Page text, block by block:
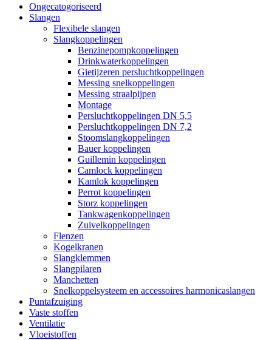
Ongecatogoriseerd
Slangen
Flexibele slangen
Slangkoppelingen
Benzinepompkoppelingen
Drinkwaterkoppelingen
Gietijzeren persluchtkoppelingen
Messing snelkoppelingen
Messing straalpijpen
Montage
Persluchtkoppelingen DN 5,5
Persluchtkoppelingen DN 7,2
Stoomslangkoppelingen
Bauer koppelingen
Guillemin koppelingen
Camlock koppelingen
Kamlok koppelingen
Perrot koppelingen
Storz koppelingen
Tankwagenkoppelingen
Zuivelkoppelingen
Flenzen
Kogelkranen
Slangklemmen
Slangpilaren
Manchetten
Snelkoppelsysteem en accessoires harmonicaslangen
Puntafzuiging
Vaste stoffen
Ventilatie
Vloeistoffen